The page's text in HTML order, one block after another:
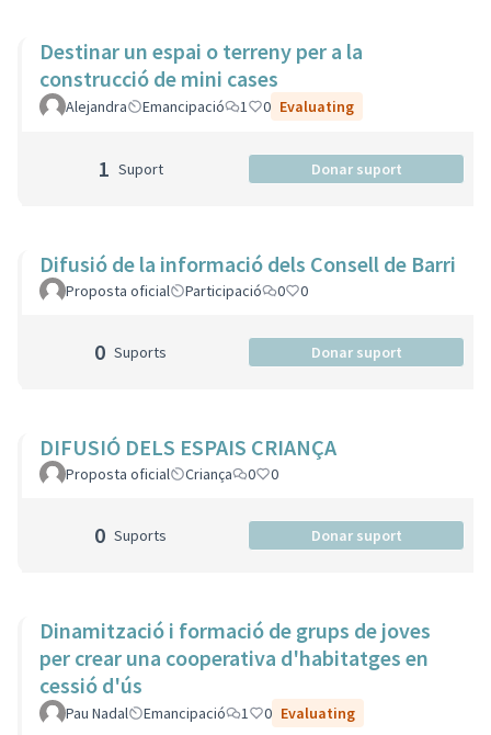
Destinar un espai o terreny per a la
construcció de mini cases
Alejandra Emancipació 1 0 Evaluating
1 Suport Donar suport
Difusió de la informació dels Consell de Barri
Proposta oficial Participació 0 0
0 Suports Donar suport
DIFUSIÓ DELS ESPAIS CRIANÇA
Proposta oficial Criança 0 0
0 Suports Donar suport
Dinamització i formació de grups de joves
per crear una cooperativa d'habitatges en
cessió d'ús
Pau Nadal Emancipació 1 0 Evaluating